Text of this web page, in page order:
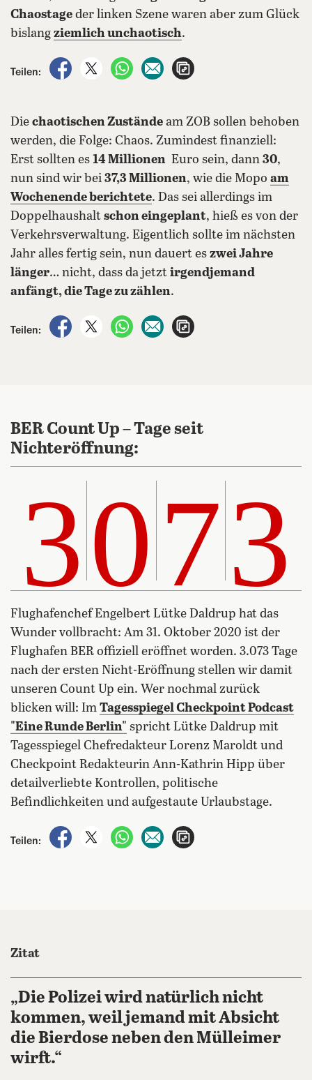
Chaostage der linken Szene waren aber zum Glück
bislang ziemlich unchaotisch.
Teilen:
auf Facebook teilen
auf X teilenper WhatsApp teilen
per E-Mail teilen
Die chaotischen Zustände am ZOB sollen behoben
werden, die Folge: Chaos. Zumindest finanziell:
Erst sollten es 14 Millionen Euro sein, dann 30,
nun sind wir bei 37,3 Millionen, wie die Mopo am
Wochenende berichtete. Das sei allerdings im
Doppelhaushalt schon eingeplant, hieß es von der
Verkehrsverwaltung. Eigentlich sollte im nächsten
Jahr alles fertig sein, nun dauert es zwei Jahre
länger… nicht, dass da jetzt irgendjemand
anfängt, die Tage zu zählen.
Teilen:
auf Facebook teilen
auf X teilenper WhatsApp teilen
per E-Mail teilen
BER Count Up – Tage seit
Nichteröffnung:
3073
3073
Flughafenchef Engelbert Lütke Daldrup hat das
Wunder vollbracht: Am 31. Oktober 2020 ist der
Flughafen BER offiziell eröffnet worden. 3.073 Tage
nach der ersten Nicht-Eröffnung stellen wir damit
unseren Count Up ein. Wer nochmal zurück
blicken will: Im Tagesspiegel Checkpoint Podcast
"Eine Runde Berlin" spricht Lütke Daldrup mit
Tagesspiegel Chefredakteur Lorenz Maroldt und
Checkpoint Redakteurin Ann-Kathrin Hipp über
detailverliebte Kontrollen, politische
Befindlichkeiten und aufgestaute Urlaubstage.
Teilen:
auf Facebook teilen
auf X teilenper WhatsApp teilen
per E-Mail teilen
Zitat
„Die Polizei wird natürlich nicht
kommen, weil jemand mit Absicht
die Bierdose neben den Mülleimer
wirft.“